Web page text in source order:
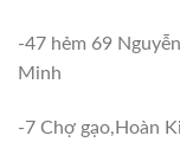
-47 hẻm 69
Minh
-7 Chợ gạo,Hoàn